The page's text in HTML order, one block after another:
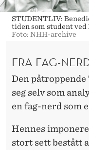
STUDENTLIV:
tiden som student ved
Foto: NHH-archive
FRA FAG-
Den
seg selv som
en fag-nerd som
Hennes
stort sett bestått